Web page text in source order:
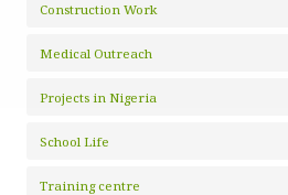
Construction Work
Medical Outreach
Projects in Nigeria
School Life
Training centre